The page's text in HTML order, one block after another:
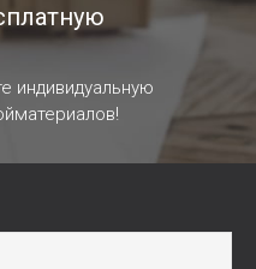
индивидуальную